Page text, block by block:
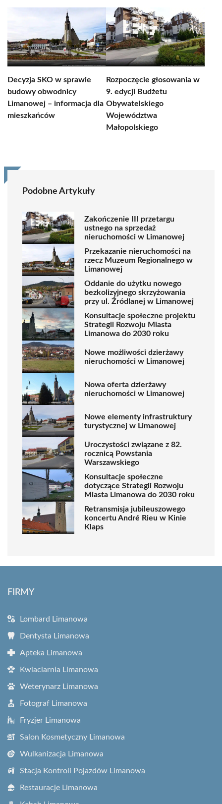
Decyzja SKO w sprawie
budowy obwodnicy
Limanowej – informacja dla
mieszkańców
Rozpoczęcie głosowania w
9. edycji Budżetu
Obywatelskiego
Województwa
Małopolskiego
Podobne Artykuły
Zakończenie III przetargu
ustnego na sprzedaż
nieruchomości w Limanowej
Przekazanie nieruchomości na
rzecz Muzeum Regionalnego w
Limanowej
Oddanie do użytku nowego
bezkolizyjnego skrzyżowania
przy ul. Źródlanej w Limanowej
Konsultacje społeczne projektu
Strategii Rozwoju Miasta
Limanowa do 2030 roku
Nowe możliwości dzierżawy
nieruchomości w Limanowej
Nowa oferta dzierżawy
nieruchomości w Limanowej
Nowe elementy infrastruktury
turystycznej w Limanowej
Uroczystości związane z 82.
rocznicą Powstania
Warszawskiego
Konsultacje społeczne
dotyczące Strategii Rozwoju
Miasta Limanowa do 2030 roku
Retransmisja jubileuszowego
koncertu André Rieu w Kinie
Klaps
FIRMY
Lombard Limanowa
Dentysta Limanowa
Apteka Limanowa
Kwiaciarnia Limanowa
Weterynarz Limanowa
Fotograf Limanowa
Fryzjer Limanowa
Salon Kosmetyczny Limanowa
Wulkanizacja Limanowa
Stacja Kontroli Pojazdów Limanowa
Restauracje Limanowa